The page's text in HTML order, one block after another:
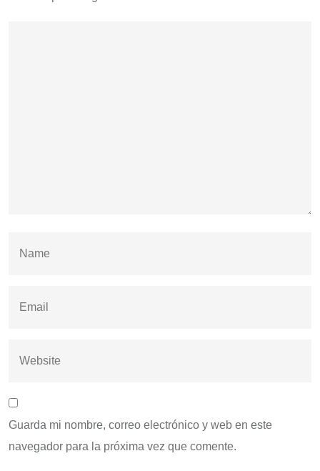
Guarda mi nombre, correo electrónico y web en este
navegador para la próxima vez que comente.